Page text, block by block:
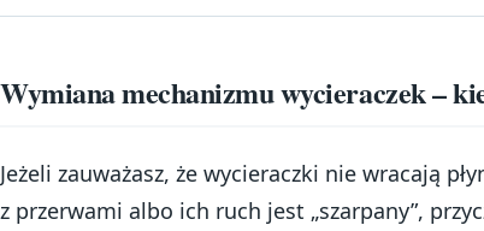
Wymiana mechanizmu wycieraczek –
Jeżeli zauważasz, że wycieraczki nie wracają
z przerwami albo ich ruch jest „szarpany”,